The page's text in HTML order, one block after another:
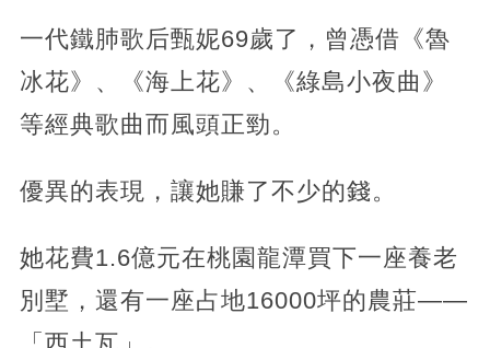
一代鐵肺歌后甄妮69歲了，曾憑借《魯
冰花》、《海上花》、《綠島小夜曲》
等經典歌曲而風頭正勁。
優異的表現，讓她賺了不少的錢。
她花費1.6億元在桃園龍潭買下一座養老
別墅，還有一座占地16000坪的農莊——